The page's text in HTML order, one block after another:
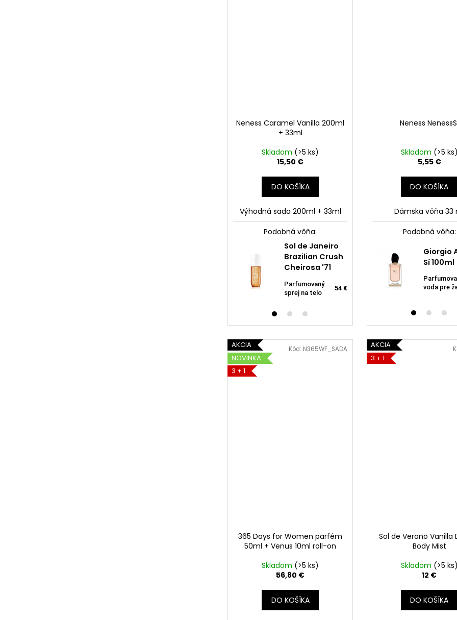
Neness Caramel Vanilla 200ml
+ 33ml
Skladom (>5 ks)
15,50 €
DO KOŠÍKA
Výhodná sada 200ml + 33ml
Podobná vôňa:
Sol de Janeiro
Brazilian Crush
Cheirosa '71
Parfumovaný
sprej na telo
54 €
Caramel
Body Mist
Parfumovaný
sprej na telo a
Neness
Skladom (>5 ks)
5,55 €
DO KOŠÍKA
Dámska vôňa 33
Podobná vôňa:
Raphael
Rosalee Fleur
Japonaise
Parfumovaná
voda pre ženy
Giorgio
Sí 100ml
voda pre
AKCIA
NOVINKA
3 + 1
365 Days for Women parfém
50ml + Venus 10ml roll-on
Skladom (>5 ks)
56,80 €
DO KOŠÍKA
Kód: N365WF_SADA
AKCIA
3 + 1
Sol de Verano Vanilla
Body Mist
Skladom (>5 ks)
12 €
DO KOŠÍKA